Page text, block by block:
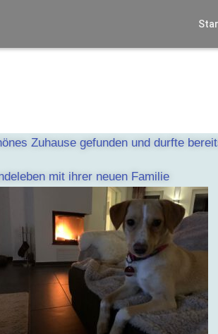
Zuhause gefunden und durfte
mit ihrer neuen Familie